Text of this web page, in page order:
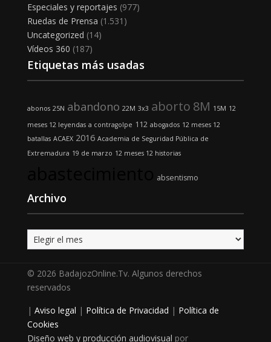
Especiales y reportajes (977)
Ruedas de Prensa (1.531)
Uncategorized (14)
Vídeos 360 (187)
Etiquetas más usadas
abonos 25N abandono 22M 3x3 aborto 8M 15M 12
meses 12 leyendas a contragolpe 112 abogados 12 meses 12
batallas ACAEX 2016 Academia de Seguridad Pública de
Extremadura 19 de marzo 12 meses 12 historias
absentismo
Archivo
Archivo
© 2026 BadajozOnline.Tv. Algunos derechos
reservados
| Aviso legal | Política de Privacidad | Política de
Cookies
Diseño web y producción audiovisual por